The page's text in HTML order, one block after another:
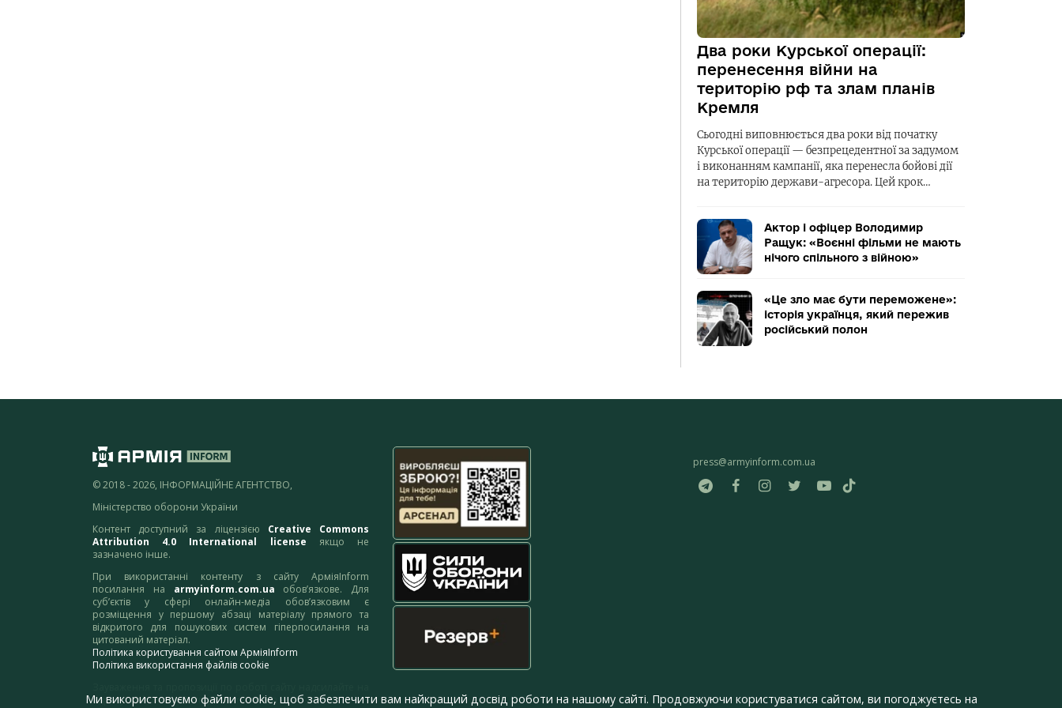
Два роки Курської операції:
перенесення війни на
територію рф та злам планів
Кремля
Сьогодні виповнюється два роки від початку
Курської операції — безпрецедентної за задумом
і виконанням кампанії, яка перенесла бойові дії
на територію держави-агресора. Цей крок…
Актор і офіцер Володимир
Ращук: «Воєнні фільми не мають
нічого спільного з війною»
«Це зло має бути переможене»:
історія українця, який пережив
російський полон
© 2018 - 2026, ІНФОРМАЦІЙНЕ АГЕНТСТВО,
Міністерство оборони України
Контент доступний за ліцензією Creative Commons
Attribution 4.0 International license якщо не
зазначено інше.
При використанні контенту з сайту АрміяInform
посилання на armyinform.com.ua обов’язкове. Для
суб’єктів у сфері онлайн-медіа обов’язковим є
розміщення у першому абзаці матеріалу прямого та
відкритого для пошукових систем гіперпосилання на
цитований матеріал.
Політика користування сайтом АрміяInform
Політика використання файлів cookie
адресу:webmaster@armyinform.com.ua
press@armyinform.com.ua
Ми використовуємо файли cookie, щоб забезпечити вам найкращий досвід роботи на нашому сайті. Продовжуючи користуватися сайтом, ви погоджуєтесь на